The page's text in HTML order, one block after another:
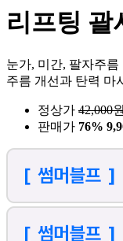
리프팅 괄
눈가, 미간, 팔자주름
주름 개선과 탄력 마
정상가 42,000
판매가 76%